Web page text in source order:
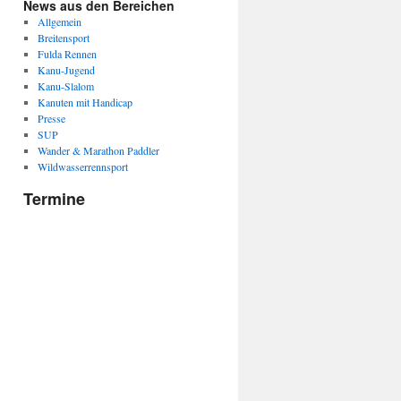
News aus den Bereichen
Allgemein
Breitensport
Fulda Rennen
Kanu-Jugend
Kanu-Slalom
Kanuten mit Handicap
Presse
SUP
Wander & Marathon Paddler
Wildwasserrennsport
Termine